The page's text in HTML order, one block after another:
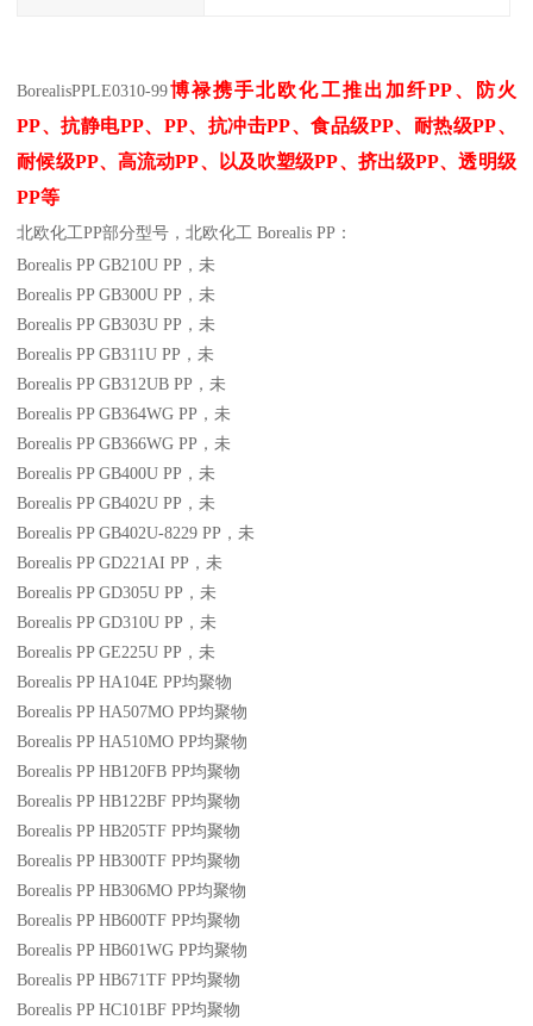
BorealisPPLE0310-99博禄携手北欧化工推出 加纤PP、防火
PP、抗静电PP、 PP、抗冲击PP、食品级PP、耐热级PP、
耐候级PP、高流动PP、以及吹塑级PP、挤出级PP、透明级
PP等
北欧化工PP部分型号，北欧化工 Borealis PP：
Borealis PP GB210U PP ，未
Borealis PP GB300U PP ，未
Borealis PP GB303U PP ，未
Borealis PP GB311U PP ，未
Borealis PP GB312UB PP ，未
Borealis PP GB364WG PP ，未
Borealis PP GB366WG PP ，未
Borealis PP GB400U PP ，未
Borealis PP GB402U PP ，未
Borealis PP GB402U-8229 PP ，未
Borealis PP GD221AI PP ，未
Borealis PP GD305U PP ，未
Borealis PP GD310U PP ，未
Borealis PP GE225U PP ，未
Borealis PP HA104E PP均聚物
Borealis PP HA507MO PP均聚物
Borealis PP HA510MO PP均聚物
Borealis PP HB120FB PP均聚物
Borealis PP HB122BF PP均聚物
Borealis PP HB205TF PP均聚物
Borealis PP HB300TF PP均聚物
Borealis PP HB306MO PP均聚物
Borealis PP HB600TF PP均聚物
Borealis PP HB601WG PP均聚物
Borealis PP HB671TF PP均聚物
Borealis PP HC101BF PP均聚物